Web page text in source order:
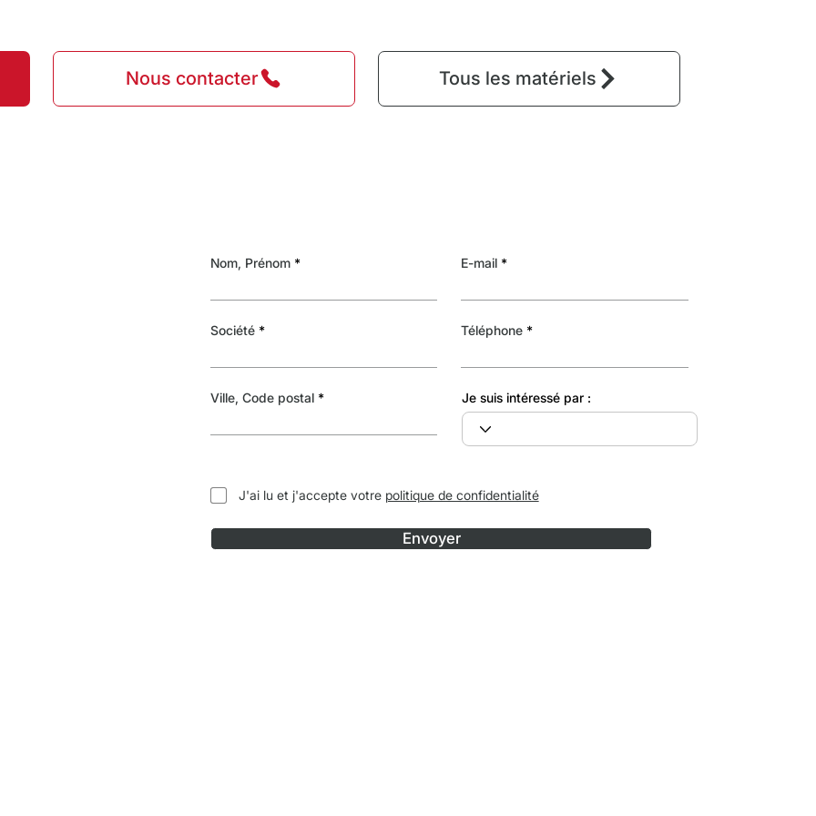
Nous contacter Tous les matériels
Nom, Prénom
Société
Ville, Code postal
E-mail
Téléphone
Je suis intéressé par :
J'ai lu et j'accepte votre politique de confidentialité
Envoyer